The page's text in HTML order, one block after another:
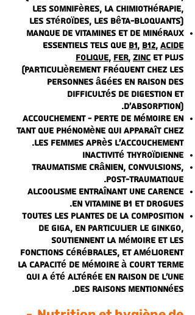
les somnifères, la chimiothérapie,
les stéroïdes, les bêta-bloquants)
Manque de vitamines et de minéraux
essentiels tels que B1, B12, Acide
folique, fer, zinc et plus
(particulièrement fréquent chez les
personnes âgées en raison des
difficultés de digestion et
d'absorption).
Accouchement - perte de mémoire en
tant que phénomène qui apparaît chez
les femmes après l'accouchement.
Inactivité thyroïdienne
Traumatisme crânien, convulsions,
post-traumatique.
Alcoolisme entraînant une carence
en vitamine B1 et drogues.
Toutes les plantes de la composition
de Giga, en particulier le ginkgo,
soutiennent la mémoire et les
fonctions cérébrales, et améliorent
la capacité de mémoire à court terme
qui a été altérée en raison de l'une
des raisons mentionnées.